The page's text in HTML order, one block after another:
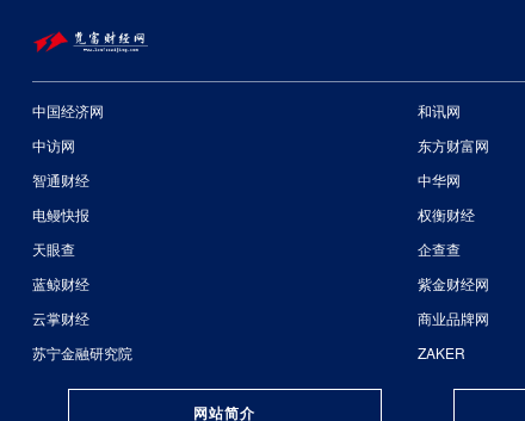
中国经济网 和讯网
中访网
东方财富网
智通财经
中华网
电鳗快报
权衡财经
天眼查
企查查
蓝鲸财经
紫金财经网
云掌财经
商业品牌网
苏宁金融研究院
ZAKER
网站简介